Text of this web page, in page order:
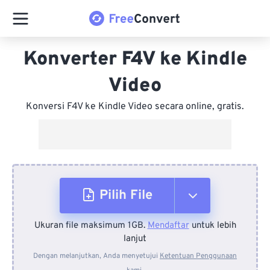
Konverter F4V ke Kindle
Video
Konversi F4V ke Kindle Video secara online, gratis.
Pilih File
Dari Perangkat
Ukuran file maksimum 1GB.Mendaftaruntuk lebih
lanjut
Dengan melanjutkan, Anda menyetujui Ketentuan Penggunaan